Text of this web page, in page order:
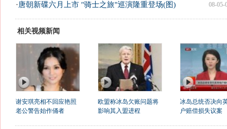
08-05-
·唐朝新碟六月上市 "骑士之旅"巡演隆重登场(图)
相关视频新闻
谢安琪亮相不回应艳照
老公警告始作俑者
欧盟称冰岛欠账问题将
影响其入盟进程
冰岛总统否决向
户赔偿损失议案